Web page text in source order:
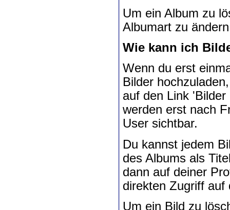
Um ein Album zu
Albumart zu
Wie kann ich
Wenn du erst
Bilder
auf den Link
werden erst nach
User sichtbar.
Du kannst jedem
des Albums als
dann auf deiner
direkten Zugriff auf
Um ein Bild zu